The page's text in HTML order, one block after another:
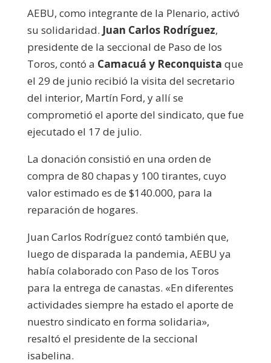
AEBU, como integrante de la Plenario, activó
su solidaridad. Juan Carlos Rodríguez,
presidente de la seccional de Paso de los
Toros, contó a Camacuá y Reconquista que
el 29 de junio recibió la visita del secretario
del interior, Martín Ford, y allí se
comprometió el aporte del sindicato, que fue
ejecutado el 17 de julio.
La donación consistió en una orden de
compra de 80 chapas y 100 tirantes, cuyo
valor estimado es de $140.000, para la
reparación de hogares.
Juan Carlos Rodríguez contó también que,
luego de disparada la pandemia, AEBU ya
había colaborado con Paso de los Toros
para la entrega de canastas. «En diferentes
actividades siempre ha estado el aporte de
nuestro sindicato en forma solidaria»,
resaltó el presidente de la seccional
isabelina.